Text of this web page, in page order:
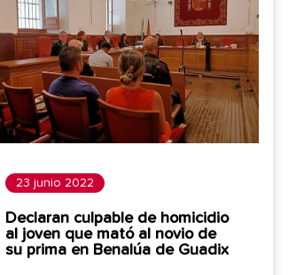
23 junio 2022
Declaran culpable de homicidio
al joven que mató al novio de
su prima en Benalúa de Guadix